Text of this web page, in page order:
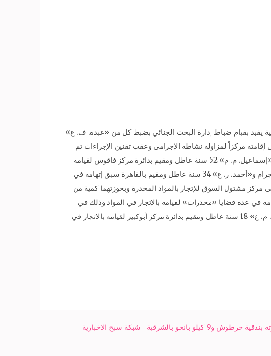
يفيد بقيام ضباط إدارة البحث الجنائي بضبط كل من «عبده. ف. ع»
مركزاً لمزاوله نشاطه الإجرامى وعقب تقنين الإجراءات تم
استهدافه وضبطه وبحوزته فرد خرطوش محلى الصنع و2 لفافة من نبات البانجو المخدر وزنت 4 كيلو جرام و«إسماعيل. م. م» 52 سنة عاطل ومقيم بدائرة مركز فاقوس لقيامه
بالإتجار في المواد المخدرة وبحوزته فرد خرطوش محلى الصنع و2 لفافة لنبات البانجو المخدر وزنت 6 كيلو جرام و«أحمد. ر. ع» 34 سنة عاطل ومقيم بالقاهرة سبق إتهامه في
على مركز مشتول السوق للإتجار بالمواد المخدرة وبحوزتهما كمية من
الزقازيق سبق إتهامه في عدة قضايا «مخدرات» لقيامه بالإتجار في المواد وذلك في
كمين أعد لضبطه بدائرة مركز شرطة الزقازيق وبحوزته 477 لفافة لمخدر الهيروين وزنت 170 جرام و«رامى. م. ع» 18 سنة عاطل ومقيم بدائرة مركز أبوكبير لقيامه بالاتجار في
بانجو بالشرقية- شبكة سبح الاخبارية